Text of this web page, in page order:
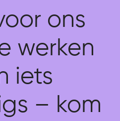
ons
werken
iets
– kom